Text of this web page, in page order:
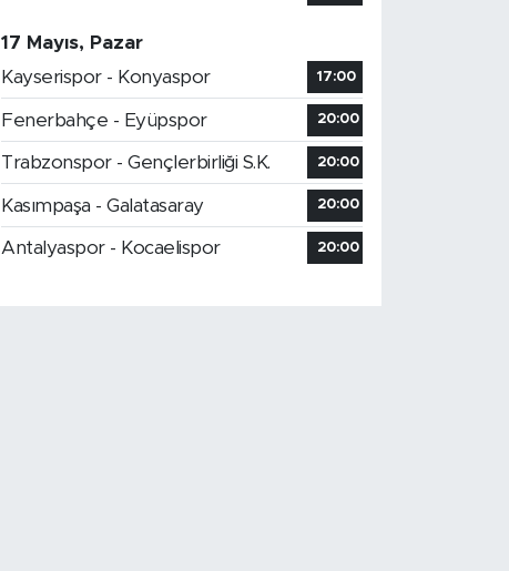
17 Mayıs, Pazar
Kayserispor - Konyaspor
17:00
Fenerbahçe - Eyüpspor 20:00
Trabzonspor - Gençlerbirliği S.K. 20:00
Kasımpaşa - Galatasaray 20:00
Antalyaspor - Kocaelispor 20:00